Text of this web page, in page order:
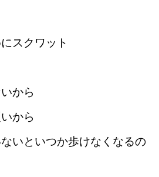
スクワット
から
から
いといつか歩けなくなるの